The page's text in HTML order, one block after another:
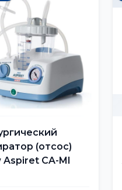
(отсос)
Aspiret CA-MI